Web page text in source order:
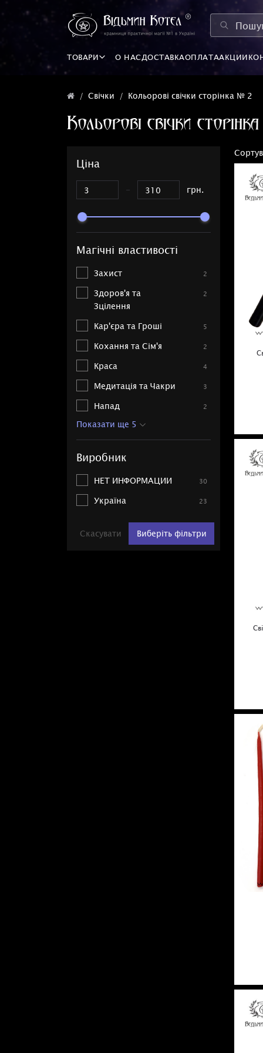
ТОВАРИ О НАСДОСТАВКАОПЛАТААКЦИИ
Свічки Кольорові свічки сторінка № 2
Кольорові свічки
Ціна
- грн.
Магічні властивості
Захист 2
Здоров'я та
Зцілення
2
Кар'єра та Гроші 5
Кохання та Сім'я 2
Краса 4
Медитація та Чакри 3
Напад 2
Показати ще 5
Виробник
НЕТ ИНФОРМАЦИИ 30
Україна 23
Скасувати Виберіть фільтри